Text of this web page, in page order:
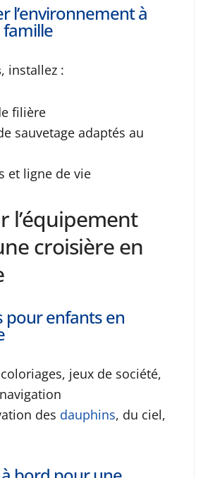
l’environnement à
, installez :
filière
sauvetage adaptés au
et ligne de vie
l’équipement
croisière en
pour enfants en
jeux de société,
des dauphins, du ciel,